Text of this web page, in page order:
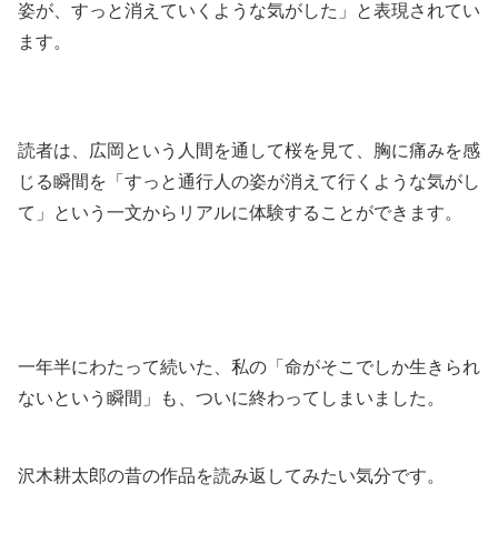
姿が、すっと消えていくような気がした」
と表現されてい
ます。
読者は、広岡という人間を通して桜を見て、胸に痛みを感
じる瞬間を 「すっと通行人の姿が消えて行くような気がし
て」という一文からリアルに体験することができます。
一年半にわたって続いた、私の「命がそこでしか生きられ
ないという瞬間」も、ついに終わってしまいました。
沢木耕太郎の昔の作品を読み返してみたい気分です。